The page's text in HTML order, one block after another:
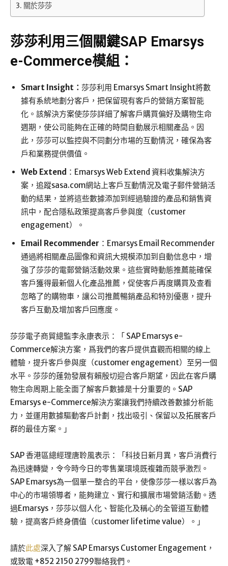
關於莎莎
莎莎利用三個關鍵SAP Emarsys
e-Commerce模組：
Smart Insight： 莎莎利用 Emarsys Smart Insight將數
據有系統地劃分客戶，把保留現有客戶的營銷方案智能
化。該解決方案使莎莎詳細了解客戶購買偏好及購物生命
週期，使公司能夠在正確的時間自動展示相關產品。因
此，莎莎可以監控與不同劃分市場的互動情況，確保為客
戶和業務提供價值。
Web Extend ：Emarsys Web Extend 資料收集解決方
案，追蹤sasa.com網站上客戶互動情況及電子郵件營銷活
動的結果，並將這些數據添加到經過驗證的產品和銷售資
訊中，配合隱私政策提高客戶參與度（customer
engagement）。
Email Recommender ：Emarsys Email Recommender
通過將相關產品圖像和資訊大規模添加到自動信息中，增
強了莎莎的電郵營銷活動效果。這些實時動態推薦能確保
客戶獲得最新個人化產品推薦，促使客戶再度購買及查看
忽略了的購物車，讓公司推薦暢銷產品和特別優惠，提升
客戶互動及增加客戶回應度。
莎莎電子商貿總監李永康表示：「 SAP Emarsys e-
Commerce解決方案，爲我們的客戶提供直觀而相關的線上
體驗，提升客戶參與度（customer engagement）至另一個
水平。莎莎的蓬勃發展有賴殷切迎合客戶期望，因此在客戶購
物生命周期上能全面了解客戶數據是十分重要的。SAP
Emarsys e-Commerce解決方案讓我們持續改善數據分析能
力，並運用數據驅動客戶計劃，找出吸引、保留以及拓展客戶
群的最佳方案。」
SAP 香港區總經理唐聆風表示：「科技日新月異，客戶消費行
為迅速轉變，令今時今日的零售業環境既複雜而競爭激烈。
SAP Emarsys為一個單一整合的平台，使像莎莎一樣以客戶為
中心的市場領導者，能夠建立、實行和擴展市場營銷活動。透
過Emarsys，莎莎以個人化、智能化及稱心的全管道互動體
驗，提高客戶終身價值（customer lifetime value）。」
請於此處深入了解 SAP Emarsys Customer Engagement，
或致電 +852 2150 2799聯絡我們。